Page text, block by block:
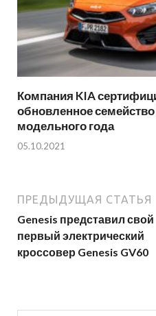
Компания KIA
обновленное
модельного года
05.10.2021
ПРЕДЫДУЩАЯ СТАТЬЯ
Genesis представил свой
первый электрический
кроссовер Genesis GV60